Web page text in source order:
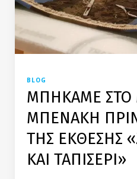
BLOG
ΜΠΗΚΑΜΕ ΣΤΟ
ΜΠΕΝΑΚΗ
ΤΗΣ ΕΚΘΕΣΗΣ
ΚΑΙ ΤΑΠΙΣΕΡΙ»